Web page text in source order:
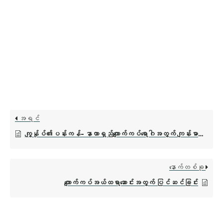
အရင်
ကျွန်ုပ်၏ပန်းကန်- နာတာရှည်ကျောက်ကပ်ရောဂါအတွက် ကျန်းမာရေးနှင့်ညီညွတ်စွာ စားသောက်ပါ။
နောက်တစ်ခု
ကျောက်ကပ်အယ်ထရာဆောင်းအတွက် ပြင်ဆင်ခြင်း